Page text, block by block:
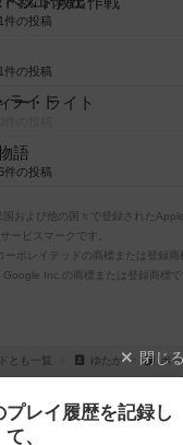
1件の投稿
1件の投稿
ー・ライト
語
件の投稿
および他の国々で登録された
ービスマークです。
ポレイテッドの商標または登録商
Inc.の商標または登録商標で
とも一覧 ゆたか ボー
閉じる
レイ履歴を記録し
て、